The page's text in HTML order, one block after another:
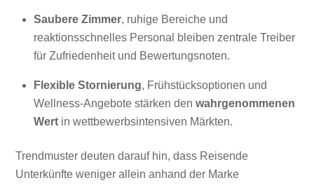
Saubere Zimmer, ruhige Bereiche und
reaktionsschnelles Personal bleiben zentrale Treiber
für Zufriedenheit und Bewertungsnoten.
Flexible Stornierung, Frühstücksoptionen und
Wellness-Angebote stärken den wahrgenommenen
Wert in wettbewerbsintensiven Märkten.
Trendmuster deuten darauf hin, dass Reisende
Unterkünfte weniger allein anhand der Marke